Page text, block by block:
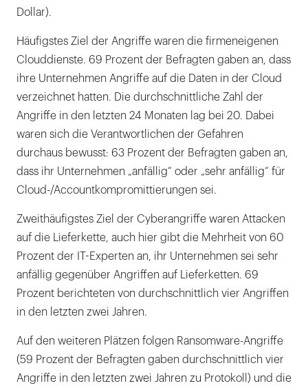
Dollar).
Häufigstes Ziel der Angriffe waren die firmeneigenen
Clouddienste. 69 Prozent der Befragten gaben an, dass
ihre Unternehmen Angriffe auf die Daten in der Cloud
verzeichnet hatten. Die durchschnittliche Zahl der
Angriffe in den letzten 24 Monaten lag bei 20. Dabei
waren sich die Verantwortlichen der Gefahren
durchaus bewusst: 63 Prozent der Befragten gaben an,
dass ihr Unternehmen „anfällig“ oder „sehr anfällig“ für
Cloud-/Accountkompromittierungen sei.
Zweithäufigstes Ziel der Cyberangriffe waren Attacken
auf die Lieferkette, auch hier gibt die Mehrheit von 60
Prozent der IT-Experten an, ihr Unternehmen sei sehr
anfällig gegenüber Angriffen auf Lieferketten. 69
Prozent berichteten von durchschnittlich vier Angriffen
in den letzten zwei Jahren.
Auf den weiteren Plätzen folgen Ransomware-Angriffe
(59 Prozent der Befragten gaben durchschnittlich vier
Angriffe in den letzten zwei Jahren zu Protokoll) und die